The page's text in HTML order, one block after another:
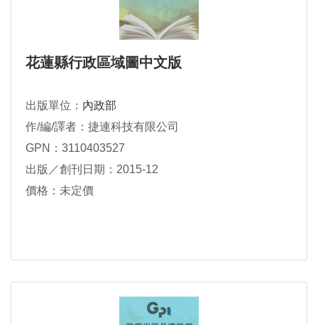
花蓮縣行政區域圖中文版
出版單位： 內政部
作/編/譯者：捷連科技有限公司
GPN：3110403527
出版／創刊日期：2015-12
價格：未定價